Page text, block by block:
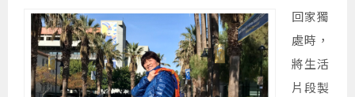
回家獨
處時，
將生活
片段製